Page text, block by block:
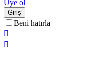
Üye ol
Giriş
Beni hatırla

